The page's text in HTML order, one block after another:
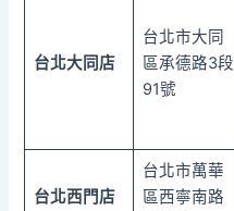
台北大同店
台北市大同
區承德路3段
91號
台北西門店
台北市萬華
區西寧南路